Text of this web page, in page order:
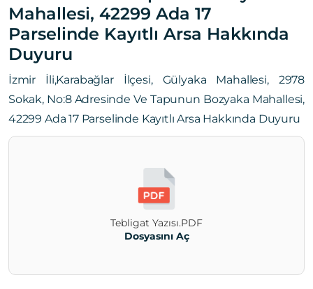
Mahallesi, 42299 Ada 17
Parselinde Kayıtlı Arsa Hakkında
Duyuru
İzmir İli,Karabağlar İlçesi, Gülyaka Mahallesi, 2978
Sokak, No:8 Adresinde Ve Tapunun Bozyaka Mahallesi,
42299 Ada 17 Parselinde Kayıtlı Arsa Hakkında Duyuru
Tebligat Yazısı.PDF
Dosyasını Aç